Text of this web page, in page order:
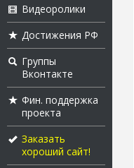
Видеоролики
Достижения РФ
Группы
Вконтакте
Фин. поддержка
проекта
Заказать
хороший сайт!